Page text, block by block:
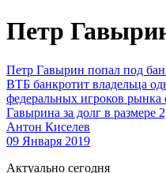
Петр
Петр Гавырин попал под
ВТБ банкротит владельца
федеральных игроков
Гавырина за долг в размере
Антон Киселев
09 Января 2019
Актуально сегодня